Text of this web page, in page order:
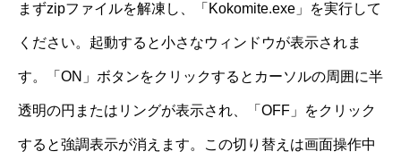
まずzipファイルを解凍し、「Kokomite.exe」を実行して
ください。起動すると小さなウィンドウが表示されま
す。「ON」ボタンをクリックするとカーソルの周囲に半
透明の円またはリングが表示され、「OFF」をクリック
すると強調表示が消えます。この切り替えは画面操作中